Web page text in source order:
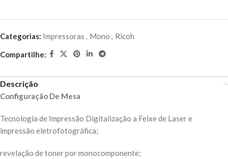
Categorias: Impressoras , Mono , Ricoh
Compartilhe:
Descrição
Configuração De Mesa
Tecnologia de Impressão Digitalização a Feixe de Laser e
impressão eletrofotográfica;
revelação de toner por monocomponente;